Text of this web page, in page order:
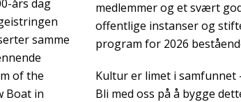
års dag
samme
of the
Boat in
medlemmer og et svært
offentlige instanser og
program for 2026
Kultur er limet i samfunnet
Bli med oss på å bygge